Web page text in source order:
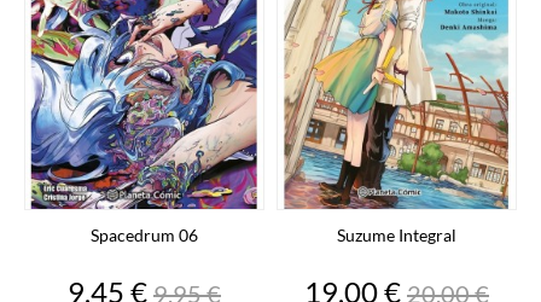
Spacedrum 06
Precio
9,45 €Precio
9,95 €
Suzume Integral
Precio
19,00 €Precio
20,00 €